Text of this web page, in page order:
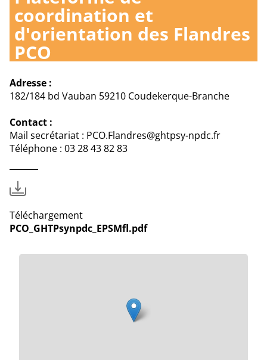
coordination et
d'orientation des Flandres
PCO
Adresse :
182/184 bd Vauban 59210 Coudekerque-Branche
Contact :
Mail secrétariat : PCO.Flandres@ghtpsy-npdc.fr
Téléphone : 03 28 43 82 83
Téléchargement
PCO_GHTPsynpdc_EPSMfl.pdf